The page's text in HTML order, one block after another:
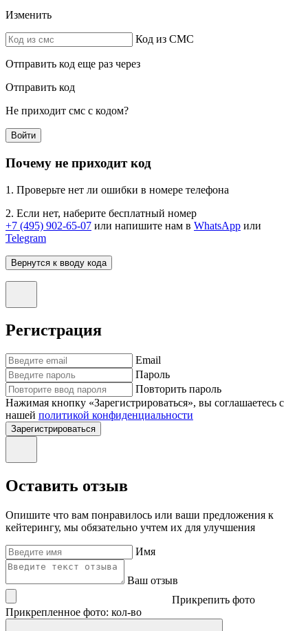
Изменить
Код из СМС
Отправить код еще раз через
Отправить код
Не приходит смс с кодом?
Войти
Почему не приходит код
1. Проверьте нет ли ошибки в номере телефона
2. Если нет, наберите бесплатный номер
+7 (495) 902-65-07 или напишите нам в WhatsApp или
Telegram
Вернутся к вводу кода
Регистрация
Email
Пароль
Повторить пароль
Нажимая кнопку «Зарегистрироваться», вы соглашаетесь с
нашей политикой конфиденциальности
Зарегистрироваться
Оставить отзыв
Опишите что вам понравилось или ваши предложения к
кейтерингу, мы обязательно учтем их для улучшения
Имя
Ваш отзыв
Прикрепить фото
Прикрепленное фото: кол-во